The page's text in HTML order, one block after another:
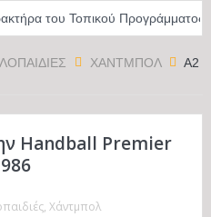
Προγράμματος LEADER ΣΣ
ΧΆΝΤΜΠΟΛ
Α2
Handball Premier
, Χάντμπολ